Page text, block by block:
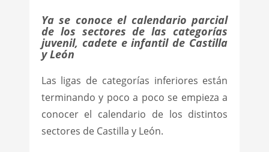
Ya se conoce el calendario parcial
de los sectores de las categorías
juvenil, cadete e infantil de Castilla
y León
Las ligas de categorías inferiores están
terminando y poco a poco se empieza a
conocer el calendario de los distintos
sectores de Castilla y León.